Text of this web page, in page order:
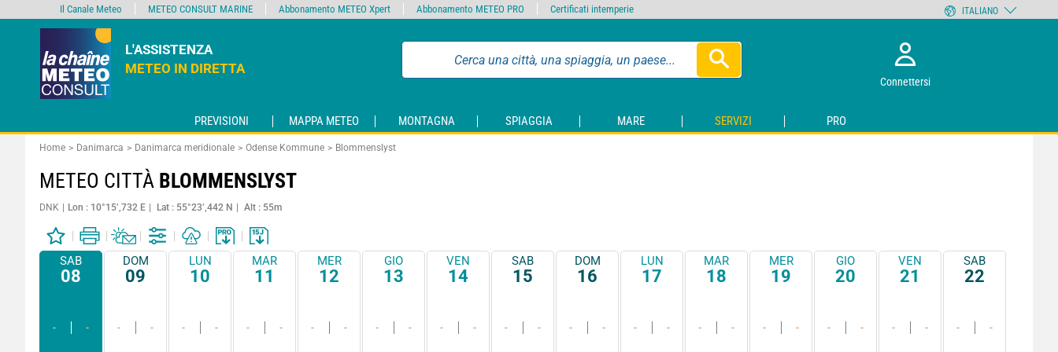
L'ASSISTENZA
METEO IN DIRETTA
Connettersi
PREVISIONI MAPPA METEO MONTAGNA SPIAGGIA MARE SERVIZI PRO
Home Danimarca Danimarca meridionale Odense Kommune Blommenslyst
METEO CITTÀ BLOMMENSLYST
DNK Lon : 10°15’,732 E Lat : 55°23’,442 N Alt : 55m
SAB
08
- -
DOM
09
- -
LUN
10
- -
MAR
11
- -
MER
12
- -
GIO
13
- -
VEN
14
- -
SAB
15
- -
DOM
16
- -
LUN
17
- -
MAR
18
- -
MER
19
- -
GIO
20
- -
VEN
21
- -
SAB
22
- -
Il Canale Meteo METEO CONSULT MARINE Abbonamento METEO Xpert Abbonamento METEO PRO Certificati intemperie ITALIANO